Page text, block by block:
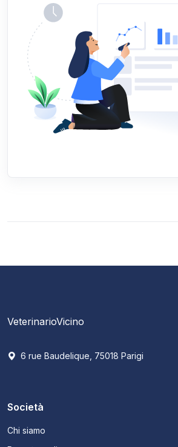
VeterinarioVicino
6 rue Baudelique, 75018 Parigi
Società
Chi siamo